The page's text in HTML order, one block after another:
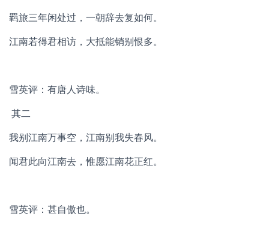
羁旅三年闲处过，一朝辞去复如何。
江南若得君相访，大抵能销别恨多。
雪英评：有唐人诗味。
其二
我别江南万事空，江南别我失春风。
闻君此向江南去，惟愿江南花正红。
雪英评：甚自傲也。